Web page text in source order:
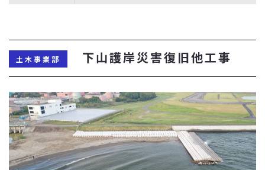
土木事業部 下山護岸災害復旧他工事